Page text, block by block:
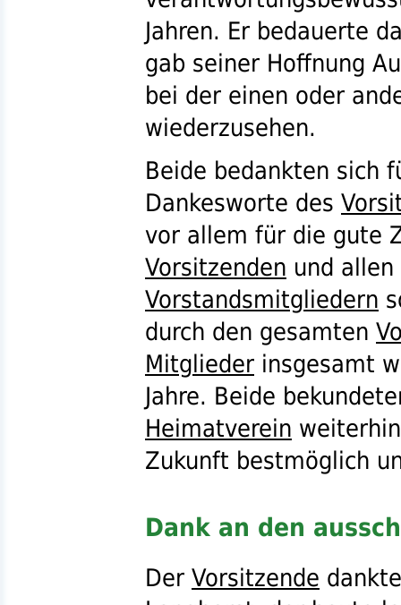
Jahren. Er bedauerte
gab seiner Hoffnung
bei der einen oder
wiederzusehen.
Beide bedankten sich
Dankesworte des
vor allem für die gute
Vorsitzenden und
Vorstandsmitgliedern
durch den gesamten
Mitglieder insgesamt
Jahre. Beide
Heimatverein
Zukunft bestmöglich
Dank an den
Der Vorsitzende